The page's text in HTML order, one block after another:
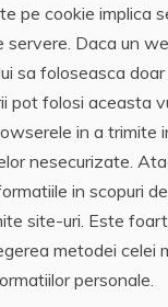
pe cookie implica
servere. Daca un
sa foloseasca
pot folosi aceasta
in a trimite
nesecurizate.
in scopuri
site-uri. Este
metodei celei
personale.